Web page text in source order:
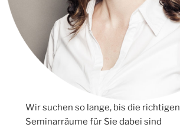
Wir suchen so lange, bis die richtigen
Seminarräume für Sie dabei sind